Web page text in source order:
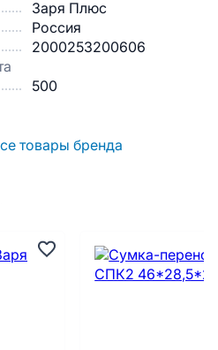
Заря Плюс
Россия
2000253200606
500
товары бренда